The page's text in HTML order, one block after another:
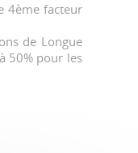
4ème facteur
de Longue
50% pour les